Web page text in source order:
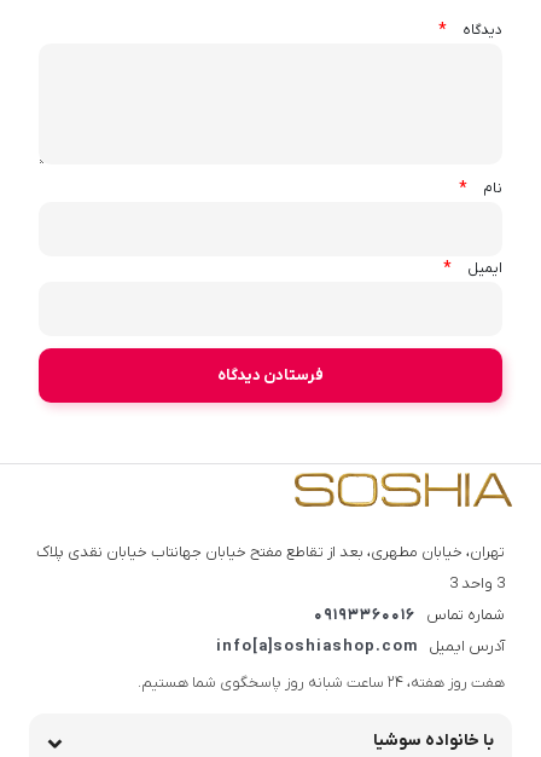
دیدگاه *
نام *
ایمیل *
تهران، خیابان مطهری، بعد از تقاطع مفتح خیابان جهانتاب خیابان نقدی پلاک
3 واحد 3
شماره تماس
09193360016
آدرس ایمیل
info[a]soshiashop.com
هفت روز هفته، ۲۴ ساعت شبانه‌ روز پاسخگوی شما هستیم.
با خانواده سوشیا